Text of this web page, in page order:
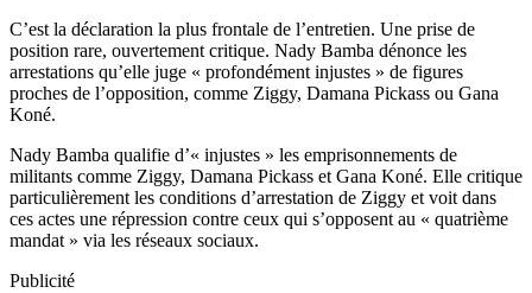
C’est la déclaration la plus frontale de l’entretien. Une prise de
position rare, ouvertement critique. Nady Bamba dénonce les
arrestations qu’elle juge « profondément injustes » de figures
proches de l’opposition, comme Ziggy, Damana Pickass ou Gana
Koné.
Nady Bamba qualifie d’« injustes » les emprisonnements de
militants comme Ziggy, Damana Pickass et Gana Koné. Elle critique
particulièrement les conditions d’arrestation de Ziggy et voit dans
ces actes une répression contre ceux qui s’opposent au « quatrième
mandat » via les réseaux sociaux.
Publicité